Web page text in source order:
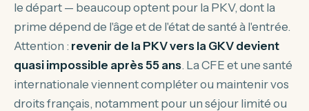
le départ — beaucoup optent pour la PKV, dont la
prime dépend de l'âge et de l'état de santé à l'entrée.
Attention : revenir de la PKV vers la GKV devient
quasi impossible après 55 ans. La CFE et une santé
internationale viennent compléter ou maintenir vos
droits français, notamment pour un séjour limité ou